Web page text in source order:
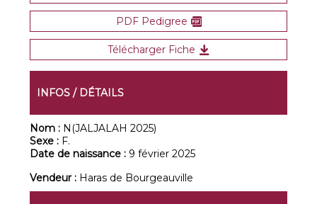
PDF Pedigree
Télécharger Fiche
INFOS / DÉTAILS
Nom : N(JALJALAH 2025)
Sexe : F.
Date de naissance : 9 février 2025
Vendeur : Haras de Bourgeauville